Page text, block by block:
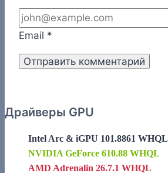
Email *
Драйверы GPU
Intel Arc & iGPU 101.8861 WHQL
NVIDIA GeForce 610.88 WHQL
AMD Adrenalin 26.7.1 WHQL